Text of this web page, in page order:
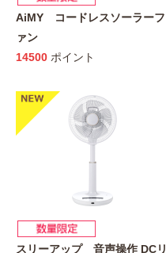
AiMY コードレスソーラーフ
ァン
14500 ポイント
スリーアップ 音声操作 DCリ